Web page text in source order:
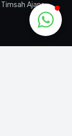
Timsah Ajans